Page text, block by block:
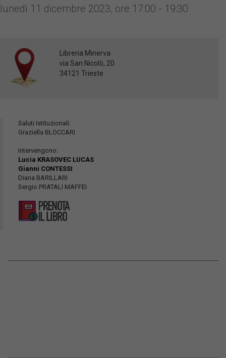
lunedì 11 dicembre 2023, ore 17:00 - 19:30
Libreria Minerva
via San Nicolò, 20
34121 Trieste
Saluti Istituzionali:
Graziella BLOCCARI
Intervengono:
Lucia KRASOVEC LUCAS
Gianni CONTESSI
Diana BARILLARI
Sergio PRATALI MAFFEI